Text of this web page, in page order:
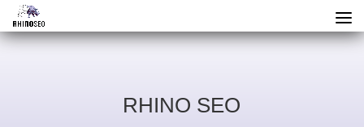
RHINO SEO